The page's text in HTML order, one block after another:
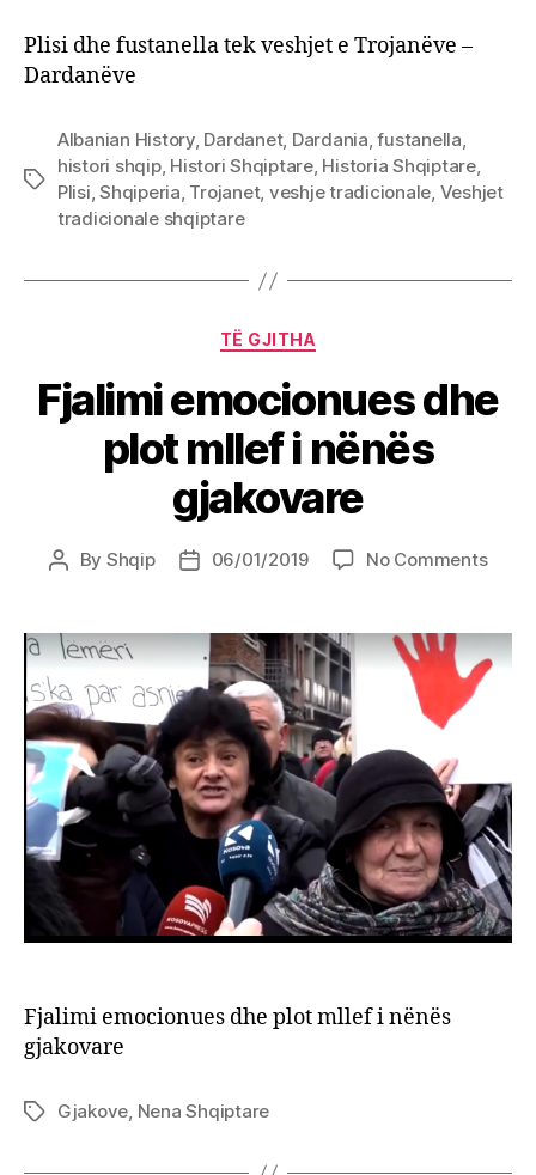
Plisi dhe fustanella tek veshjet e Trojanëve –
Dardanëve
Tags
Albanian History, Dardanet, Dardania,fustanella,
histori shqip, Histori Shqiptare, Historia Shqiptare,
Plisi,Shqiperia, Trojanet, veshje tradicionale, Veshjet
tradicionale shqiptare
Categories
TË GJITHA
Fjalimi emocionues dhe
plot mllef i nënës
gjakovare
Post
By Shqip
Post06/01/2019 No Commentson
dhe
plot
Fjalimi emocionues dhe plot mllef i nënës
gjakovare
TagsGjakove, Nena Shqiptare